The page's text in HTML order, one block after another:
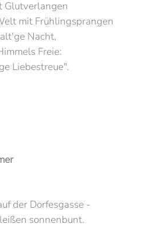
Glutverlangen
mit Frühlingsprangen
Nacht,
Freie:
Liebestreue".
der Dorfesgasse -
sonnenbunt.